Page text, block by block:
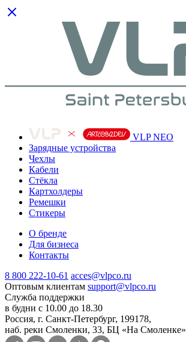
VLP NEO
Зарядные устройства
Чехлы
Кабели
Cтёкла
Картхолдеры
Ремешки
Стикеры
О бренде
Для бизнеса
Контакты
8 800 222-10-61 acces@vlpco.ru
Оптовым клиентам support@vlpco.ru
Служба поддержки
в будни с 10.00 до 18.30
Россия, г. Санкт-Петербург, 199178,
наб. реки Смоленки, 33, БЦ «На Смоленке»